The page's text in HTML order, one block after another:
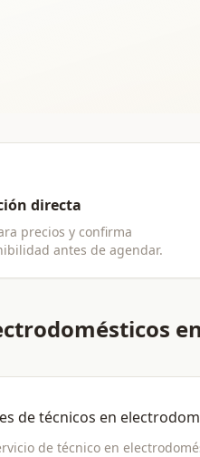
directa
precios y confirma
antes de agendar.
detécnicos en
de técnico en